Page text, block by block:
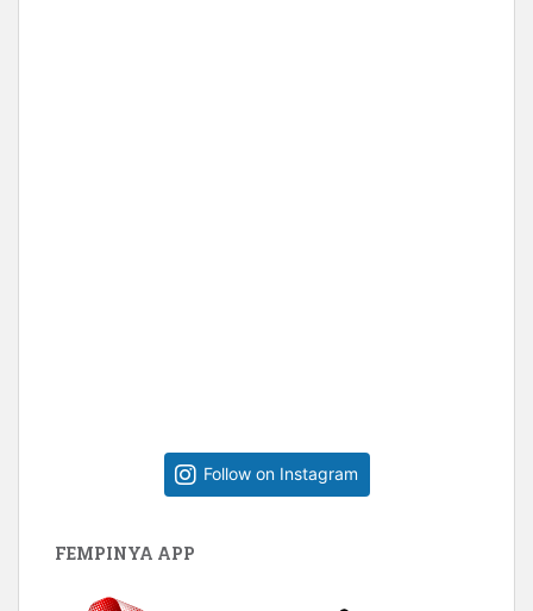
Follow on Instagram
FEMPINYA APP